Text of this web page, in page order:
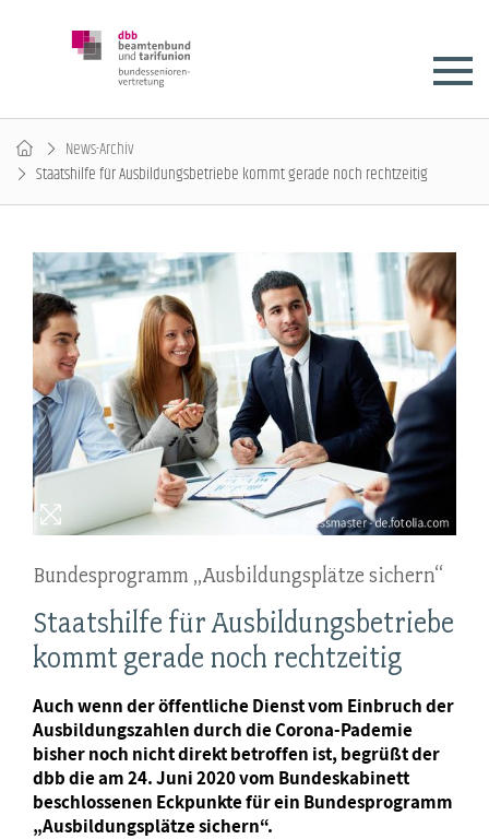
News-Archiv
Staatshilfe für Ausbildungsbetriebe kommt gerade noch rechtzeitig
Bundesprogramm „Ausbildungsplätze sichern“
Staatshilfe für Ausbildungsbetriebe
kommt gerade noch rechtzeitig
Auch wenn der öffentliche Dienst vom Einbruch der
Ausbildungszahlen durch die Corona-Pademie
bisher noch nicht direkt betroffen ist, begrüßt der
dbb die am 24. Juni 2020 vom Bundeskabinett
beschlossenen Eckpunkte für ein Bundesprogramm
„Ausbildungsplätze sichern“.